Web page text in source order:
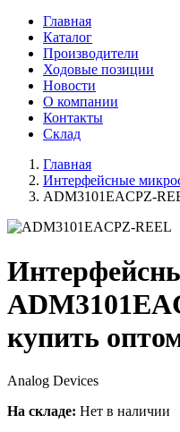
Главная
Каталог
Производители
Ходовые позиции
Новости
О компании
Контакты
Склад
Главная
Интерфейсные
ADM3101EACPZ-
купить
Analog Devices
На складе: Нет в наличии